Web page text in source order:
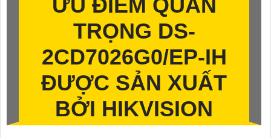
ƯU ĐIỂM QUAN
TRỌNG DS-
2CD7026G0/EP-IH
ĐƯỢC SẢN XUẤT
BỞI HIKVISION